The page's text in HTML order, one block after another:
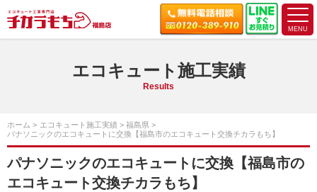
エコキュート施工実績
Results
ホーム エコキュート施工実績
福島県
パナソニックのエコキュートに交換【福島市のエコキュート交換チカラもち】
パナソニックのエコキュートに交換【福島市の
エコキュート交換チカラもち】